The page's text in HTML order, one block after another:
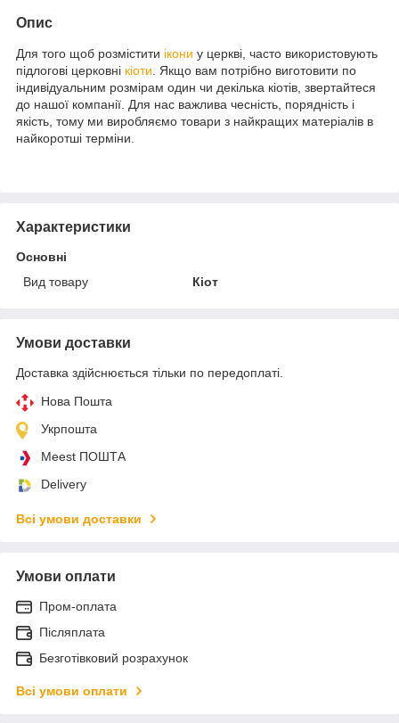
Опис
Для того щоб розмістити ікони у церкві, часто використовують
підлогові церковні кіоти . Якщо вам потрібно виготовити по
індивідуальним розмірам один чи декілька кіотів, звертайтеся
до нашої компанії. Для нас важлива чесність, порядність і
якість, тому ми виробляємо товари з найкращих матеріалів в
найкоротші терміни.
Характеристики
Основні
Вид товару
Кіот
Умови доставки
Доставка здійснюється тільки по передоплаті.
Нова Пошта
Укрпошта
Meest ПОШТА
Delivery
Всі умови доставки
Умови оплати
Пром-оплата
Післяплата
Безготівковий розрахунок
Всі умови оплати